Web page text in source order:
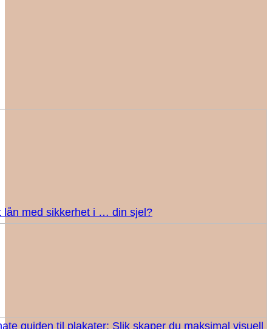
lån med sikkerhet i … din sjel?
guiden til plakater: Slik skaper du maksimal visuell